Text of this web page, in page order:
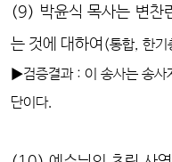
(9) 박윤식 목사는 변찬
는 것에 대하여 (통합, 한기
▶검증결과 : 이 송사는 송사
단이다.